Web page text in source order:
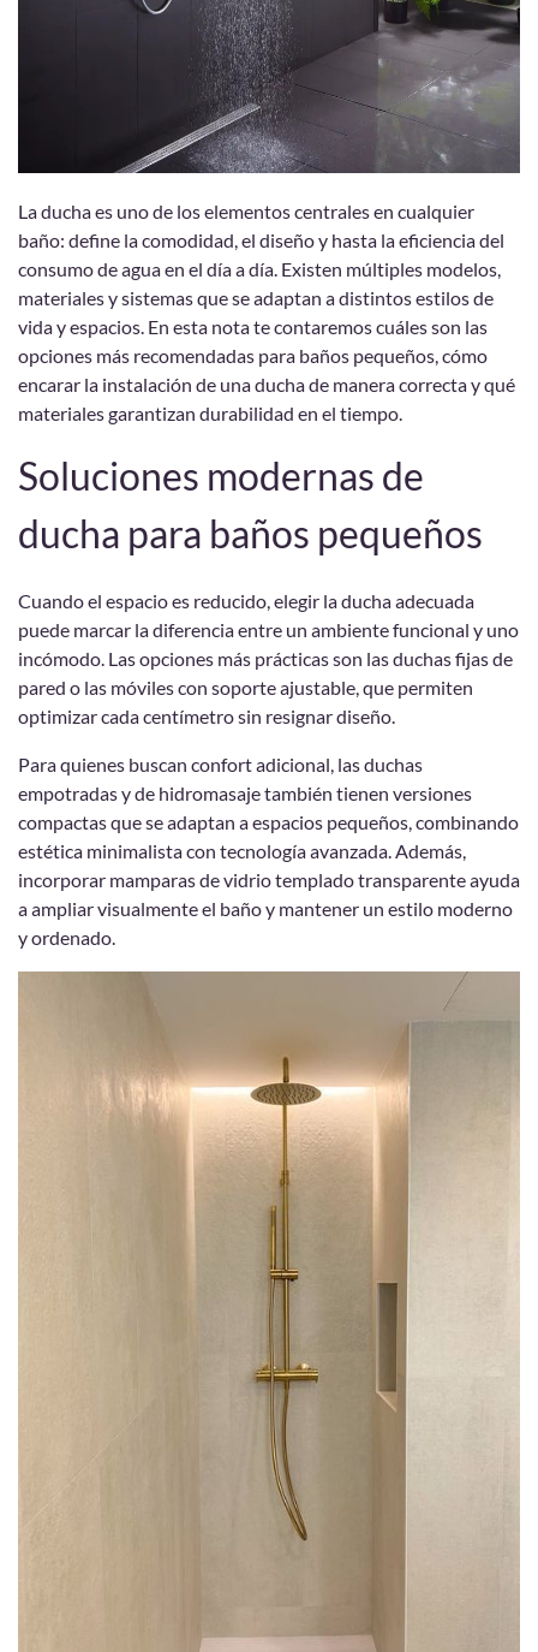
La ducha es uno de los elementos centrales en cualquier
baño: define la comodidad, el diseño y hasta la eficiencia del
consumo de agua en el día a día. Existen múltiples modelos,
materiales y sistemas que se adaptan a distintos estilos de
vida y espacios. En esta nota te contaremos cuáles son las
opciones más recomendadas para baños pequeños, cómo
encarar la instalación de una ducha de manera correcta y qué
materiales garantizan durabilidad en el tiempo.
Soluciones modernas de
ducha para baños pequeños
Cuando el espacio es reducido, elegir la ducha adecuada
puede marcar la diferencia entre un ambiente funcional y uno
incómodo. Las opciones más prácticas son las duchas fijas de
pared o las móviles con soporte ajustable, que permiten
optimizar cada centímetro sin resignar diseño.
Para quienes buscan confort adicional, las duchas
empotradas y de hidromasaje también tienen versiones
compactas que se adaptan a espacios pequeños, combinando
estética minimalista con tecnología avanzada. Además,
incorporar mamparas de vidrio templado transparente ayuda
a ampliar visualmente el baño y mantener un estilo moderno
y ordenado.